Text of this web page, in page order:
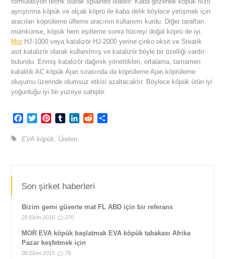
ayrıştırma köpük ve alçak köprü ile kaba delik böylece yetişmek için
aracıları köprüleme üfleme aracının kullanımı kurdu. Diğer taraftan
mümkünse, köpük hem eşitleme sonra hücreyi doğal köprü de iyi.
Mor HJ-1000 veya katalizör HJ-2000 yerine çinko oksit ve Stearik
asit katalizör olarak kullanılmış ve katalizör böyle bir özelliği vardır
bulundu. Erimiş katalizör dağınık yönettikleri, ortalama, tamamen
katalitik AC köpük Ajan sırasında da köprüleme Ajan köprüleme
oluşumu üzerinde olumsuz etkisi azaltacaktır. Böylece köpük ürün iyi
yoğunluğu iyi bir yüzeye sahiptir.
Facebook
TwitterPinterestTumblrLinkedInReddit
EVA köpük, Üreten
Son şirket haberleri
Bizim gemi güverte mat FL ABD için bir referans
20 Ekim 2016 270
MOR EVA köpük başlatmak EVA köpük tabakası Afrika
Pazar keşfetmek için
08 Ekim 2015 79